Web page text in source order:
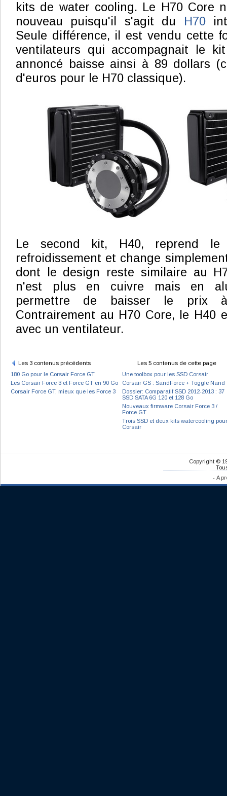
kits de water cooling. Le H70 Core
nouveau puisqu'il s'agit du H70
Seule différence, il est vendu cette
ventilateurs qui accompagnait le
annoncé baisse ainsi à 89 dollars
d'euros pour le H70 classique).
Le second kit, H40, reprend le
refroidissement et change
dont le design reste similaire au
n'est plus en cuivre mais en
permettre de baisser le prix
Contrairement au H70 Core, le H40
avec un ventilateur.
Les 3 contenus précédents
180 Go pour le Corsair Force GT
Les Corsair Force 3 et Force GT en 90 Go
Corsair Force GT, mieux que les Force 3
Les 5 contenus de cette page
Une toolbox pour les SSD Corsair
Corsair GS : SandForce + Toggle Nand
Dossier: Comparatif SSD 2012-2013 : 37
SSD SATA 6G 120 et 128 Go
Nouveaux firmware Corsair Force 3 /
Force GT
Trois SSD et deux kits watercooling pour
Corsair
Copyright ©
- A